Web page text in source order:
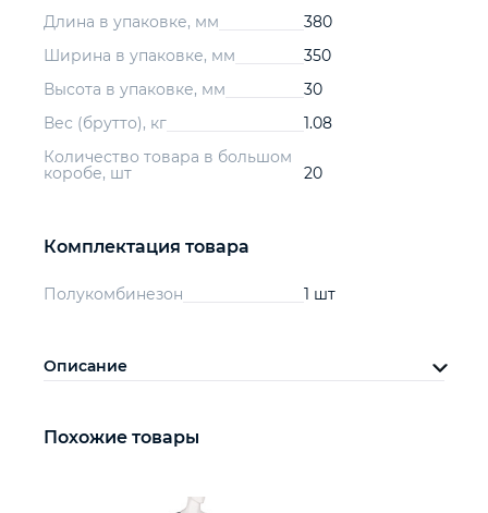
Длина в упаковке, мм
380
Ширина в упаковке, мм
350
Высота в упаковке, мм
30
Вес (брутто), кг
1.08
Количество товара в большом
коробе, шт
20
Комплектация товара
Полукомбинезон 1 шт
Описание
Похожие товары